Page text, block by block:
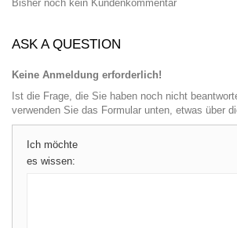
Bisher noch kein Kundenkommentar
ASK A QUESTION
Keine Anmeldung erforderlich!
Ist die Frage, die Sie haben noch nicht
verwenden Sie das Formular unten, etwas über
Ich möchte
es wissen: